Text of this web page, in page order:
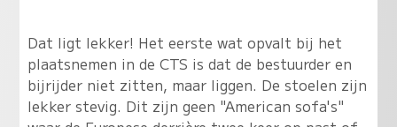
Dat ligt lekker! Het eerste wat opvalt bij het
plaatsnemen in de CTS is dat de bestuurder en
bijrijder niet zitten, maar liggen. De stoelen zijn
lekker stevig. Dit zijn geen "American sofa's"